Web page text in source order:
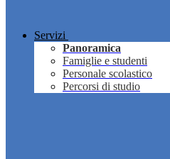
Servizi
Panoramica
Famiglie e studenti
Personale scolastico
Percorsi di studio